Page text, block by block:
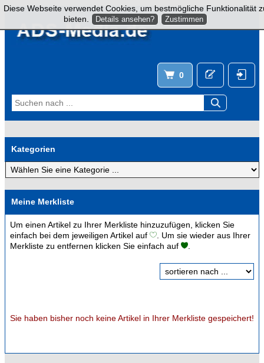
0
Kategorien
Meine Merkliste
Um einen Artikel zu Ihrer Merkliste hinzuzufügen, klicken Sie
einfach bei dem jeweiligen Artikel auf
. Um sie wieder aus Ihrer
Merkliste zu entfernen klicken Sie einfach auf
Sie haben bisher noch keine Artikel in Ihrer Merkliste gespeichert!
Diese Webseite verwendet Cookies, um bestmögliche Funktionalität
bieten.
Details ansehen? Zustimmen